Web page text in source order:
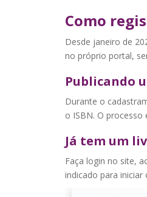
Como
Desde janeiro de
no próprio portal,
Publicando
Durante o
o ISBN. O
Já tem um
Faça login no site,
indicado para iniciar